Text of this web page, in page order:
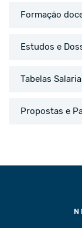
Formação
Estudos e
Tabelas
Propostas e